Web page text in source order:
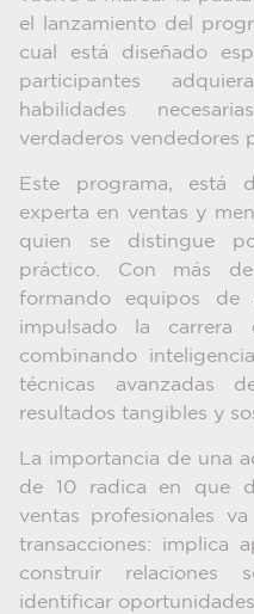
el lanzamiento del
cual está diseñado
participantes
habilidades
verdaderos vendedores
Este programa, está
experta en ventas y
quien se distingue
práctico. Con más
formando equipos de
impulsado la carrera
combinando
técnicas avanzadas
resultados tangibles y
La importancia de una
de 10 radica en que
ventas profesionales
transacciones: implica
construir relaciones
identificar